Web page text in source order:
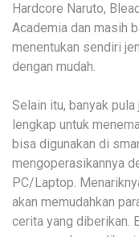
Hardcore Naruto,
Academia dan masih
menentukan sendiri
dengan mudah.
Selain itu, banyak
lengkap untuk
bisa digunakan di
mengoperasikannya
PC/Laptop.
akan memudahkan
cerita yang diberikan.